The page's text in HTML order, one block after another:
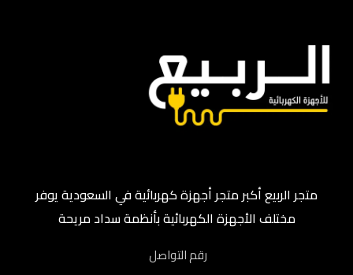
متجر الربيع أكبر متجر أجهزة كهربائية في السعودية يوفر
مختلف الأجهزة الكهربائية بأنظمة سداد مريحة
رقم التواصل